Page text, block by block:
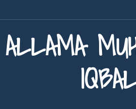
ALLAMA